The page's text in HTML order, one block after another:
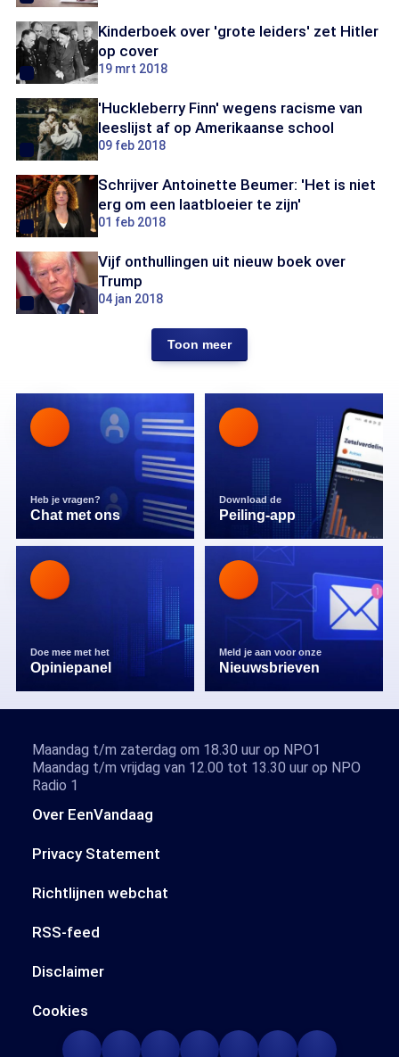
Kinderboek over 'grote leiders' zet Hitler
op cover
19 mrt 2018
'Huckleberry Finn' wegens racisme van
leeslijst af op Amerikaanse school
09 feb 2018
Schrijver Antoinette Beumer: 'Het is niet
erg om een laatbloeier te zijn'
01 feb 2018
Vijf onthullingen uit nieuw boek over
Trump
04 jan 2018
Toon meer
Heb je vragen?
Chat met ons
Download de
Peiling-app
Doe mee met het
Opiniepanel
Meld je aan voor onze
Nieuwsbrieven
Over EenVandaag
Privacy Statement
Richtlijnen webchat
RSS-feed
Disclaimer
Cookies
Maandag t/m zaterdag om 18.30 uur op NPO1
Maandag t/m vrijdag van 12.00 tot 13.30 uur op NPO
Radio 1